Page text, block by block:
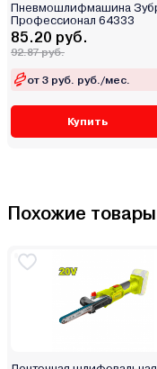
Пневмошлифмашина
Профессионал 64333
85.20 руб.
92.87 руб.
от 3 руб. руб./мес.
Купить
Похожие товары